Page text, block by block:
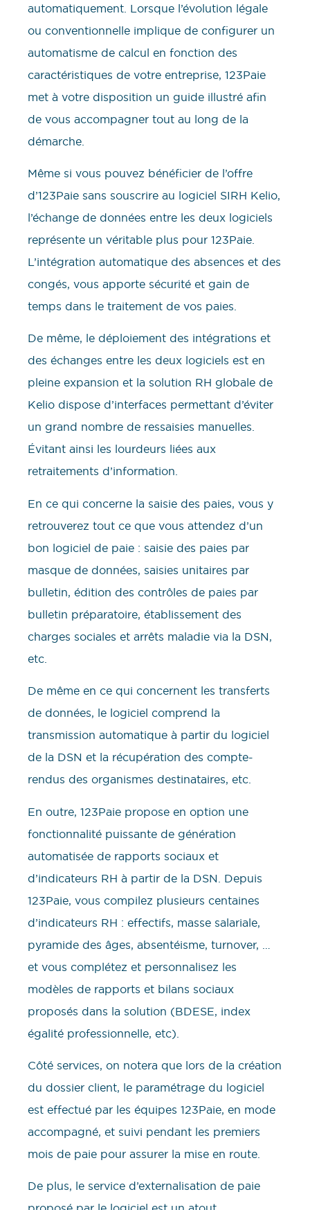
automatiquement. Lorsque l’évolution légale
ou conventionnelle implique de configurer un
automatisme de calcul en fonction des
caractéristiques de votre entreprise, 123Paie
met à votre disposition un guide illustré afin
de vous accompagner tout au long de la
démarche.
Même si vous pouvez bénéficier de l’offre
d’123Paie sans souscrire au logiciel SIRH Kelio,
l’échange de données entre les deux logiciels
représente un véritable plus pour 123Paie.
L’intégration automatique des absences et des
congés, vous apporte sécurité et gain de
temps dans le traitement de vos paies.
De même, le déploiement des intégrations et
des échanges entre les deux logiciels est en
pleine expansion et la solution RH globale de
Kelio dispose d’interfaces permettant d’éviter
un grand nombre de ressaisies manuelles.
Évitant ainsi les lourdeurs liées aux
retraitements d’information.
En ce qui concerne la saisie des paies, vous y
retrouverez tout ce que vous attendez d’un
bon logiciel de paie : saisie des paies par
masque de données, saisies unitaires par
bulletin, édition des contrôles de paies par
bulletin préparatoire, établissement des
charges sociales et arrêts maladie via la DSN,
etc.
De même en ce qui concernent les transferts
de données, le logiciel comprend la
transmission automatique à partir du logiciel
de la DSN et la récupération des compte-
rendus des organismes destinataires, etc.
En outre, 123Paie propose en option une
fonctionnalité puissante de génération
automatisée de rapports sociaux et
d’indicateurs RH à partir de la DSN. Depuis
123Paie, vous compilez plusieurs centaines
d’indicateurs RH : effectifs, masse salariale,
pyramide des âges, absentéisme, turnover, …
et vous complétez et personnalisez les
modèles de rapports et bilans sociaux
proposés dans la solution (BDESE, index
égalité professionnelle, etc).
Côté services, on notera que lors de la création
du dossier client, le paramétrage du logiciel
est effectué par les équipes 123Paie, en mode
accompagné, et suivi pendant les premiers
mois de paie pour assurer la mise en route.
De plus, le service d’externalisation de paie